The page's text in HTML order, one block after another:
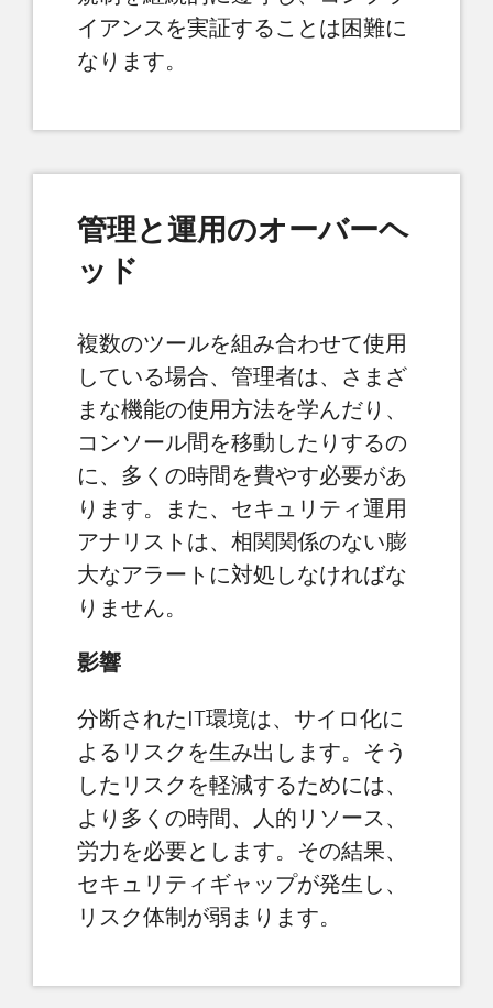
イアンスを実証することは困難に
なります。
管理と運用のオーバーヘ
ッド
複数のツールを組み合わせて使用
している場合、管理者は、さまざ
まな機能の使用方法を学んだり、
コンソール間を移動したりするの
に、多くの時間を費やす必要があ
ります。また、セキュリティ運用
アナリストは、相関関係のない膨
大なアラートに対処しなければな
りません。
影響
分断されたIT環境は、サイロ化に
よるリスクを生み出します。そう
したリスクを軽減するためには、
より多くの時間、人的リソース、
労力を必要とします。その結果、
セキュリティギャップが発生し、
リスク体制が弱まります。